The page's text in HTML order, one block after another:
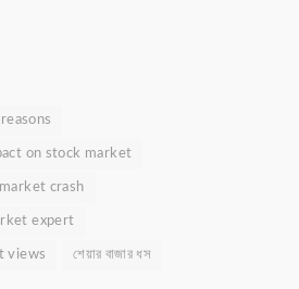
on stock market
crash
expert
views শেয়ার বাজার ধস